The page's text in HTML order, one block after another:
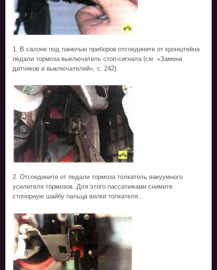
1. В салоне под панелью приборов отсоедините от кронштейна
педали тормоза выключатель стоп-сигнала (см. «Замена
датчиков и выключателей», с. 242).
2. Отсоедините от педали тормоза толкатель вакуумного
усилителя тормозов. Для этого пассатижами снимите
стопорную шайбу пальца вилки толкателя…